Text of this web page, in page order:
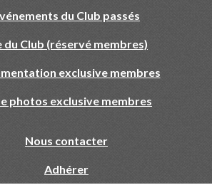
du Club passés
du Club (réservé membres)
exclusive membres
photos exclusive membres
Nous contacter
Adhérer